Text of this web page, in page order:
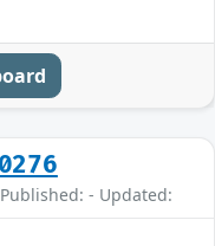
- Updated: